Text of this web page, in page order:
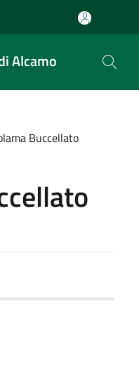
Alcamo
Buccellato